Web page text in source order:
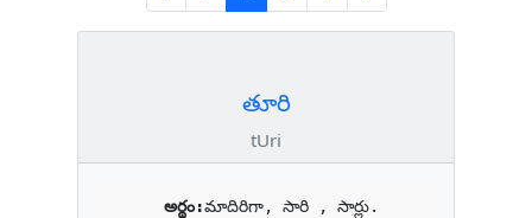
తూరి
tUri
అర్థం:మాదిరిగా, సారి , సార్లు.